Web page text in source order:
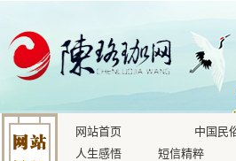
网站首页 中国民
人生感悟
短信精粹